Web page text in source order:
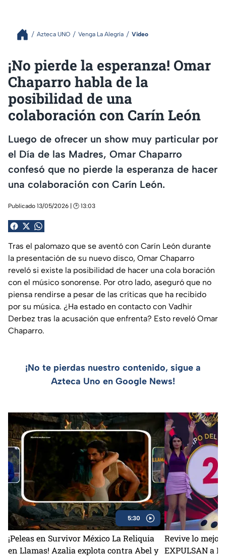
Azteca UNO Venga La Alegría Video
¡No pierde la esperanza! Omar
Chaparro habla de la
posibilidad de una
colaboración con Carín León
Luego de ofrecer un show muy particular por
el Día de las Madres, Omar Chaparro
confesó que no pierde la esperanza de hacer
una colaboración con Carín León.
Publicado 13/05/2026 | 🕑 13:03
Tras el palomazo que se aventó con Carín León durante
la presentación de su nuevo disco, Omar Chaparro
reveló si existe la posibilidad de hacer una cola boración
con el músico sonorense. Por otro lado, aseguró que no
piensa rendirse a pesar de las críticas que ha recibido
por su música. ¿Ha estado en contacto con Vadhir
Derbez tras la acusación que enfrenta? Esto reveló Omar
Chaparro.
¡No te pierdas nuestro contenido, sigue a
Azteca Uno en Google News!
5:30
¡Peleas en Survivor México La Reliquia
en Llamas! Azalia explota contra Abel y
Revive lo mejor
EXPULSAN a